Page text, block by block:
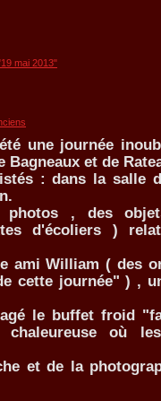
mai 2013"
une journée
Bagneaux et de
: dans la salle
photos , des
d'écoliers )
ami William ( des
cette journée" ) ,
le buffet froid
où
et de la